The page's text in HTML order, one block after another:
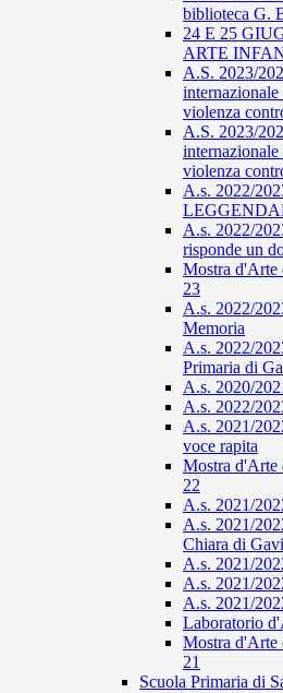
biblioteca G.
24 E 25
ARTE
A.S. 2023/
violenza
A.S. 2023/
violenza
A.s. 2022/
A.s. 2022/
risponde un
Mostra d'Arte
23
A.s. 2022/
Memoria
A.s. 2022/
Primaria di
A.s. 2020/
A.s. 2022/
A.s. 2021/
voce rapita
Mostra d'Arte
22
A.s. 2021/
A.s. 2021/
Chiara di Gavi
A.s. 2021/
A.s. 2021/
A.s. 2021/
Laboratorio
Mostra d'Arte
21
Scuola Primaria di